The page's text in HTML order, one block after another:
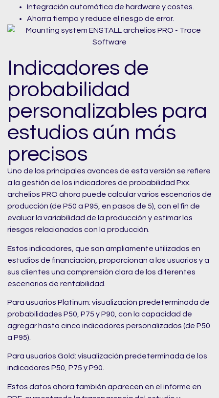
Integración automática de hardware y costes.
Ahorra tiempo y reduce el riesgo de error.
Indicadores de
probabilidad
personalizables para
estudios aún más
precisos
Uno de los principales avances de esta versión se refiere
a la gestión de los indicadores de probabilidad Pxx.
archelios PRO ahora puede calcular varios escenarios de
producción (de P50 a P95, en pasos de 5), con el fin de
evaluar la variabilidad de la producción y estimar los
riesgos relacionados con la producción.
Estos indicadores, que son ampliamente utilizados en
estudios de financiación, proporcionan a los usuarios y a
sus clientes una comprensión clara de los diferentes
escenarios de rentabilidad.
Para usuarios Platinum: visualización predeterminada de
probabilidades P50, P75 y P90, con la capacidad de
agregar hasta cinco indicadores personalizados (de P50
a P95).
Para usuarios Gold: visualización predeterminada de los
indicadores P50, P75 y P90.
Estos datos ahora también aparecen en el informe en